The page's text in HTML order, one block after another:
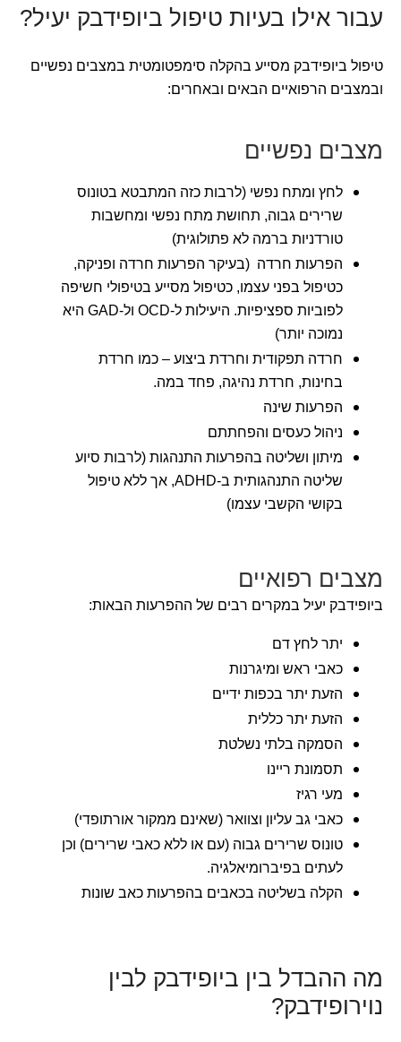
עבור אילו בעיות טיפול ביופידבק יעיל?
טיפול ביופידבק מסייע בהקלה סימפטומטית במצבים נפשיים
ובמצבים הרפואיים הבאים ובאחרים:
מצבים נפשיים
לחץ ומתח נפשי (לרבות כזה המתבטא בטונוס
שרירים גבוה, תחושת מתח נפשי ומחשבות
טורדניות ברמה לא פתולוגית)
הפרעות חרדה (בעיקר הפרעות חרדה ופניקה,
כטיפול בפני עצמו, כטיפול מסייע בטיפולי חשיפה
לפוביות ספציפיות. היעילות ל-OCD ול-GAD היא
נמוכה יותר)
חרדה תפקודית וחרדת ביצוע – כמו חרדת
בחינות, חרדת נהיגה, פחד במה.
הפרעות שינה
ניהול כעסים והפחתתם
מיתון ושליטה בהפרעות התנהגות (לרבות סיוע
שליטה התנהגותית ב-ADHD, אך ללא טיפול
בקושי הקשבי עצמו)
מצבים רפואיים
ביופידבק יעיל במקרים רבים של ההפרעות הבאות:
יתר לחץ דם
כאבי ראש ומיגרנות
הזעת יתר בכפות ידיים
הזעת יתר כללית
הסמקה בלתי נשלטת
תסמונת ריינו
מעי רגיז
כאבי גב עליון וצוואר (שאינם ממקור אורתופדי)
טונוס שרירים גבוה (עם או ללא כאבי שרירים) וכן
לעתים בפיברומיאלגיה.
הקלה בשליטה בכאבים בהפרעות כאב שונות
מה ההבדל בין ביופידבק לבין
נוירופידבק?